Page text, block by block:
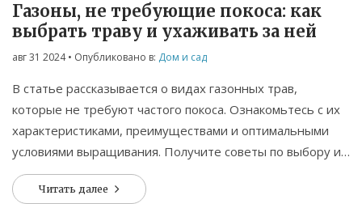
Газоны, не требующие покоса: как
выбрать траву и ухаживать за ней
авг 31 2024• Опубликовано в: Дом и сад
В статье рассказывается о видах газонных трав,
которые не требуют частого покоса. Ознакомьтесь с их
характеристиками, преимуществами и оптимальными
условиями выращивания. Получите советы по выбору и
уходу за такими газонами, чтобы минимизировать
трудозатраты.
Читать далее